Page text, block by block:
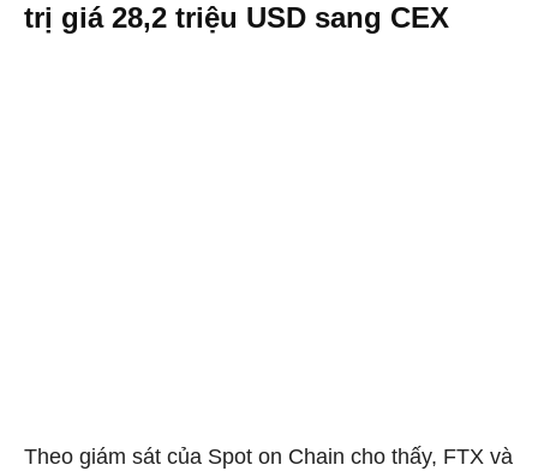
trị giá 28,2 triệu USD sang CEX
Theo giám sát của Spot on Chain cho thấy, FTX và